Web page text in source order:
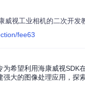
fee63
希望利用海康威视
大的图像处理应用，探